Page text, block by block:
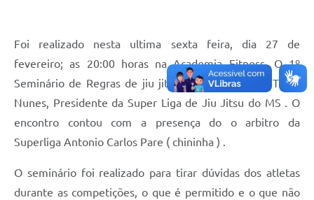
Protocolo
Plano Municipal de Enfrentamento da Pandemia em
Decorrência de COVID-19 Educação - Adesão ao
Protocolo
Telefones Úteis
Foi realizado nesta ultima sexta feira, dia 27 de
fevereiro; as 20:00 horas na Academia Fitness. O 1º
Seminário de Regras de jiu jitsu com o professor Tiago
Nunes, Presidente da Super Liga de Jiu Jitsu do MS . O
encontro contou com a presença do o arbitro da
Superliga Antonio Carlos Pare ( chininha ) .
O seminário foi realizado para tirar dúvidas dos atletas
durante as competições, o que é permitido e o que não